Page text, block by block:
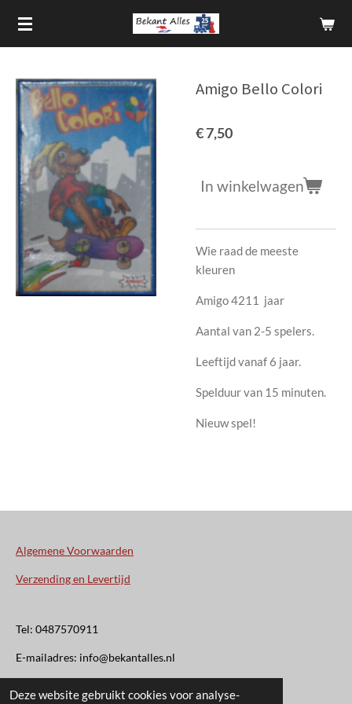
Deze website gebruikt cookies voor analyse-
Ga
direct
hoofdinhoud
Amigo Bello Colori
€ 7,50
In winkelwagen
Wie raad de meeste
kleuren
Amigo 4211 jaar
Aantal van 2-5 spelers.
Leeftijd vanaf 6 jaar.
Spelduur van 15 minuten.
Nieuw spel!
Algemene Voorwaarden
Verzending en Levertijd
Tel: 0487570911
E-mailadres: info@bekantalles.nl